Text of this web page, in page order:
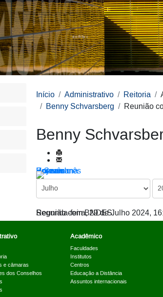
Início Administrativo Reitoria
Benny Schvarsberg
Reunião
Benny
Por ano
Por mês
Por semana
Hoje
Ir para o mês
Reunião com BNDES.
Segunda-feira, 29 de Julho 2024,
e câmaras
dos Conselhos
Acadêmico
Faculdades
Institutos
Centros
Educação a Distância
Assuntos internacionais